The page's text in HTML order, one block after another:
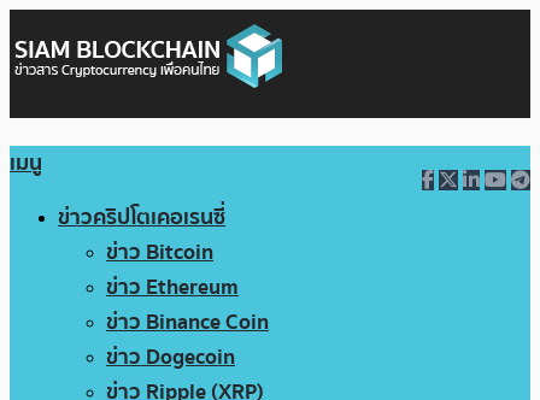
เมนู
ข่าวคริปโตเคอเรนซี่
ข่าว Bitcoin
ข่าว Ethereum
ข่าว Binance Coin
ข่าว Dogecoin
ข่าว Ripple (XRP)